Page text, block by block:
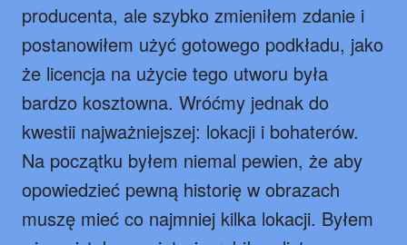
producenta, ale szybko zmieniłem zdanie i
postanowiłem użyć gotowego podkładu, jako
że licencja na użycie tego utworu była
bardzo kosztowna. Wróćmy jednak do
kwestii najważniejszej: lokacji i bohaterów.
Na początku byłem niemal pewien, że aby
opowiedzieć pewną historię w obrazach
muszę mieć co najmniej kilka lokacji. Byłem